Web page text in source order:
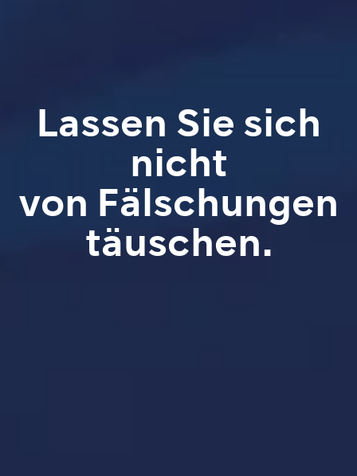
Lassen Sie sich
nicht
von Fälschungen
täuschen.